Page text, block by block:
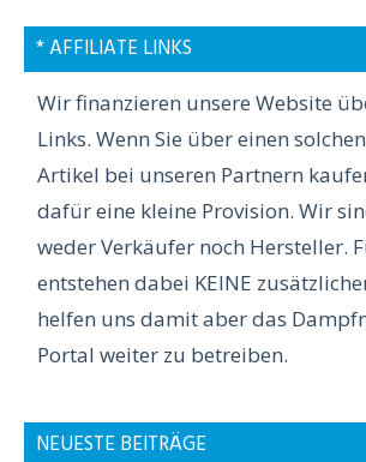
* AFFILIATE LINKS
Wir finanzieren unsere Website
Links. Wenn Sie über einen
Artikel bei unseren Partnern
dafür eine kleine Provision. Wir
weder Verkäufer noch Hersteller.
entstehen dabei KEINE
helfen uns damit aber das
Portal weiter zu betreiben.
NEUESTE BEITRÄGE